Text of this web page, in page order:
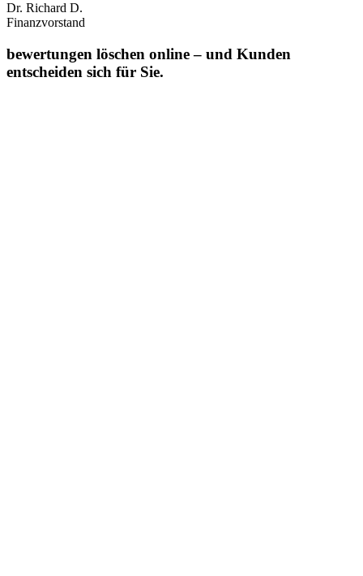
Dr. Richard D.
Finanzvorstand
bewertungen löschen online – und Kunden
entscheiden sich für Sie.